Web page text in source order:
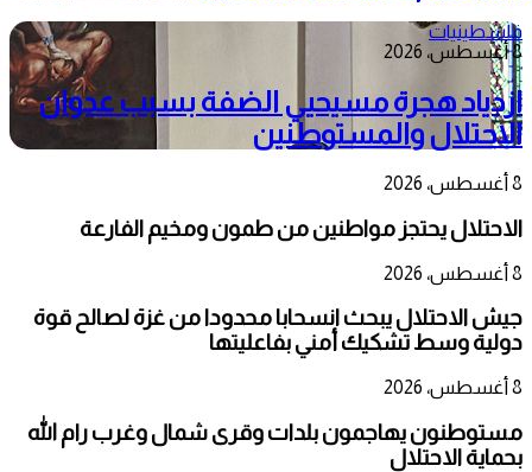
فلسطينيات
8 أغسطس، 2026
ازدياد هجرة مسيحيي الضفة بسبب عدوان
الاحتلال والمستوطنين
8 أغسطس، 2026
الاحتلال يحتجز مواطنين من طمون ومخيم الفارعة
8 أغسطس، 2026
جيش الاحتلال يبحث انسحابا محدودا من غزة لصالح قوة
دولية وسط تشكيك أمني بفاعليتها
8 أغسطس، 2026
مستوطنون يهاجمون بلدات وقرى شمال وغرب رام الله
بحماية الاحتلال